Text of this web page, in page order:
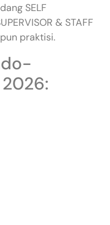
SELF
& STAFF
praktisi.